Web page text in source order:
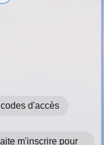
d'accès
m'inscrire pour